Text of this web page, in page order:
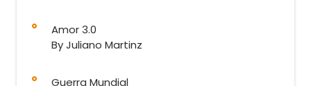
Amor 3.0
By Juliano Martinz
Guerra Mundial